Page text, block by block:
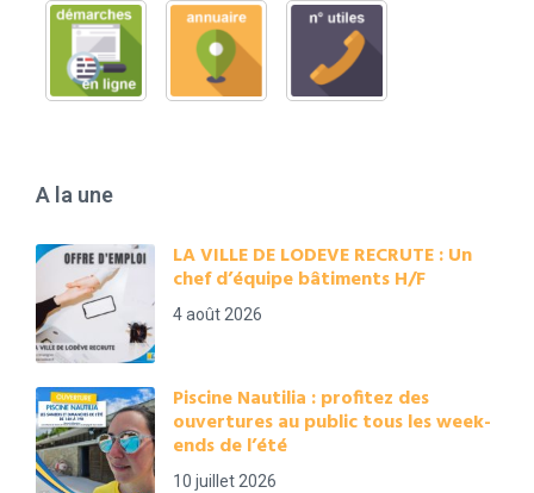
A la une
LA VILLE DE LODEVE RECRUTE : Un
chef d’équipe bâtiments H/F
4 août 2026
Piscine Nautilia : profitez des
ouvertures au public tous les week-
ends de l’été
10 juillet 2026